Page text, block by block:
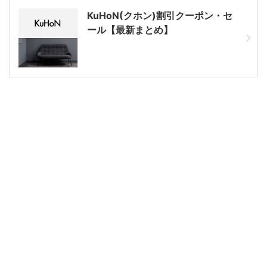
KuHoN(クホン)割引クーポン・セ
ール【最新まとめ】